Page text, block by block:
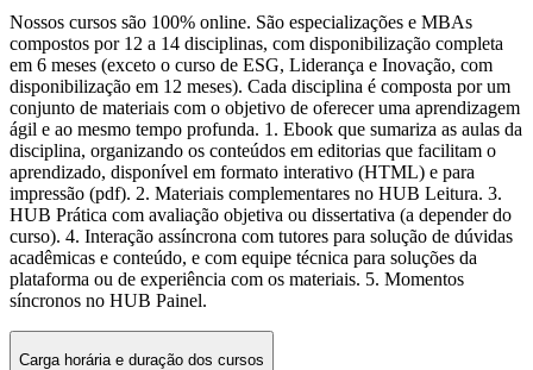
Nossos cursos são 100% online. São especializações e MBAs
compostos por 12 a 14 disciplinas, com disponibilização completa
em 6 meses (exceto o curso de ESG, Liderança e Inovação, com
disponibilização em 12 meses). Cada disciplina é composta por um
conjunto de materiais com o objetivo de oferecer uma aprendizagem
ágil e ao mesmo tempo profunda. 1. Ebook que sumariza as aulas da
disciplina, organizando os conteúdos em editorias que facilitam o
aprendizado, disponível em formato interativo (HTML) e para
impressão (pdf). 2. Materiais complementares no HUB Leitura. 3.
HUB Prática com avaliação objetiva ou dissertativa (a depender do
curso). 4. Interação assíncrona com tutores para solução de dúvidas
acadêmicas e conteúdo, e com equipe técnica para soluções da
plataforma ou de experiência com os materiais. 5. Momentos
síncronos no HUB Painel.
Carga horária e duração dos cursos